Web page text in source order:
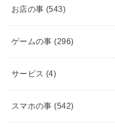
お店の事 (543)
ゲームの事 (296)
サービス (4)
スマホの事 (542)